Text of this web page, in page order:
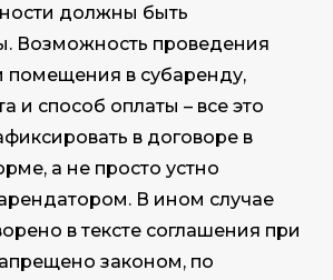
должны быть
Возможность проведения
помещения в субаренду,
и способ оплаты – все это
в договоре в
а не просто устно
В ином случае
в тексте соглашения при
законом, по